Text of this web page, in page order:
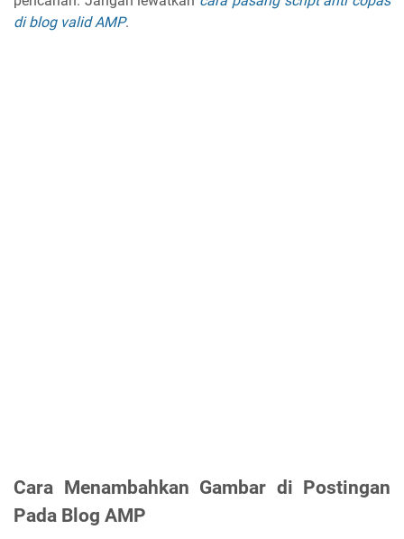
di blog valid AMP.
Cara Menambahkan Gambar di Postingan
Pada Blog AMP